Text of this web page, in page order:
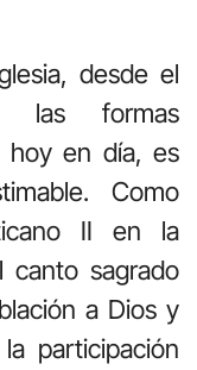
desde el
las formas
hoy en día, es
Como
II en la
canto sagrado
a Dios y
participación